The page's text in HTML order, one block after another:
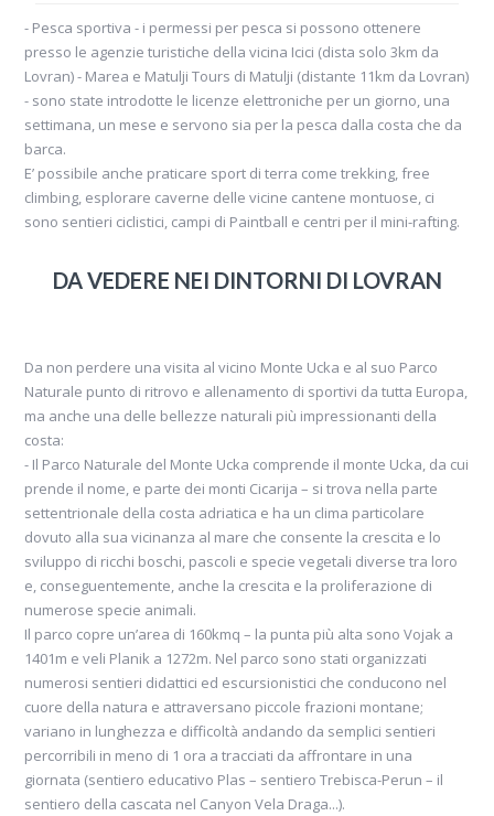
- Pesca sportiva - i permessi per pesca si possono ottenere
presso le agenzie turistiche della vicina Icici (dista solo 3km da
Lovran) - Marea e Matulji Tours di Matulji (distante 11km da Lovran)
- sono state introdotte le licenze elettroniche per un giorno, una
settimana, un mese e servono sia per la pesca dalla costa che da
barca.
E’ possibile anche praticare sport di terra come trekking, free
climbing, esplorare caverne delle vicine cantene montuose, ci
sono sentieri ciclistici, campi di Paintball e centri per il mini-rafting.
DA VEDERE NEI DINTORNI DI LOVRAN
Da non perdere una visita al vicino Monte Ucka e al suo Parco
Naturale punto di ritrovo e allenamento di sportivi da tutta Europa,
ma anche una delle bellezze naturali più impressionanti della
costa:
- Il Parco Naturale del Monte Ucka comprende il monte Ucka, da cui
prende il nome, e parte dei monti Cicarija – si trova nella parte
settentrionale della costa adriatica e ha un clima particolare
dovuto alla sua vicinanza al mare che consente la crescita e lo
sviluppo di ricchi boschi, pascoli e specie vegetali diverse tra loro
e, conseguentemente, anche la crescita e la proliferazione di
numerose specie animali.
Il parco copre un’area di 160kmq – la punta più alta sono Vojak a
1401m e veli Planik a 1272m. Nel parco sono stati organizzati
numerosi sentieri didattici ed escursionistici che conducono nel
cuore della natura e attraversano piccole frazioni montane;
variano in lunghezza e difficoltà andando da semplici sentieri
percorribili in meno di 1 ora a tracciati da affrontare in una
giornata (sentiero educativo Plas – sentiero Trebisca-Perun – il
sentiero della cascata nel Canyon Vela Draga...).